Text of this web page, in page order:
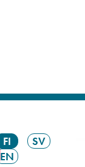
FI
SV
EN